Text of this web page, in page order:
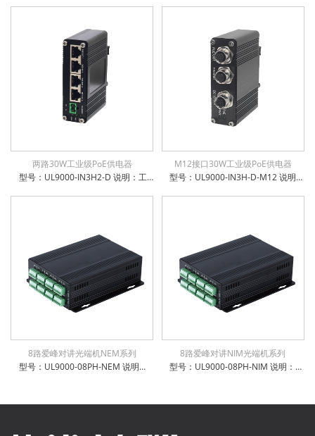
两路30W工业级PoE供电器
型号：UL9000-IN3H2-D 说明：工业级2端口以太网输入+2端口PoE+输出供电器 支持12~48VDC宽电压输入 支持 10/100/1000Base-TX 电口支持全/半双工方式、MDI/MDI-X自动侦测 工业级导轨式机身设计，同时支持挂墙安装 工作温度-40℃~ +85℃ 防雷防静电：6KV防浪涌保护，接触放电8KV，空气放电15KV 电源输入极性保护设计，反接无忧 权威检测：公安部、交通部、电信进网许可等 IP-40防护等级，防尘防潮无忧
M12接口30W工业级PoE供电器
型号：UL9000-IN3H-D-M12 说明：M12工业级1端口以太网输入+1端口PoE+输出供电器 支持12~48VDC宽电压输入 支持 10/100/1000Base-TX 电口支持全/半双工方式、MDI/MDI-X自动侦测 工业级导轨式机身设计，同时支持挂墙安装 工作温度-40℃~ +85℃ 防雷防静电：6KV防浪涌保护，接触放电8KV，空气放电15KV 电源输入极性保护设计，反接无忧 权威检测：公安部、交通部、电信进网许可等 IP-40防护等级，防尘防潮无忧
8路爱峰对讲光端机NEM系列
型号：UL9000-08PH-NEM 说明：8路爱峰对讲光端机；单模单纤20km，独立式，可选配监听功能
8路爱峰对讲NIM光端机系列
型号：UL9000-08PH-NIM 说明：8路NIM系列Aiphone对讲光端机